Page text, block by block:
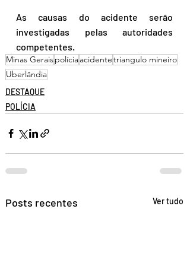
As causas do acidente serão
investigadas pelas autoridades
competentes.
Minas Geraispolíciaacidentetriangulo mineiro
Uberlândia
DESTAQUE
POLÍCIA
Posts recentes Ver tudo